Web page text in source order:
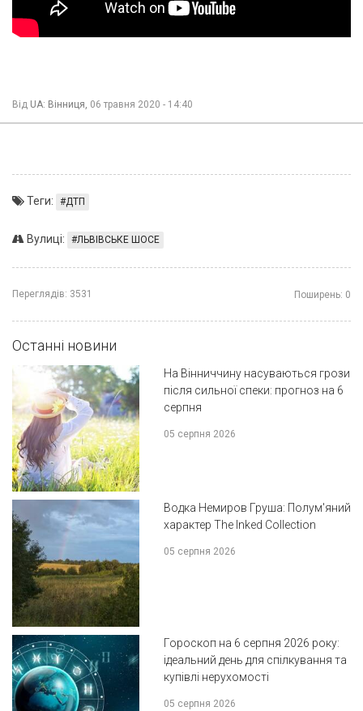
Від UA: Вінниця, 06 травня 2020 - 14:40
Теги: ДТП
Вулиці: ЛЬВІВСЬКЕ ШОСЕ
Переглядів: 3531 Поширень: 0
Останні новини
На Вінниччину насуваються грози
після сильної спеки: прогноз на 6
серпня
05 серпня 2026
Водка Немиров Груша: Полум'яний
характер The Inked Collection
05 серпня 2026
Гороскоп на 6 серпня 2026 року:
ідеальний день для спілкування та
купівлі нерухомості
05 серпня 2026